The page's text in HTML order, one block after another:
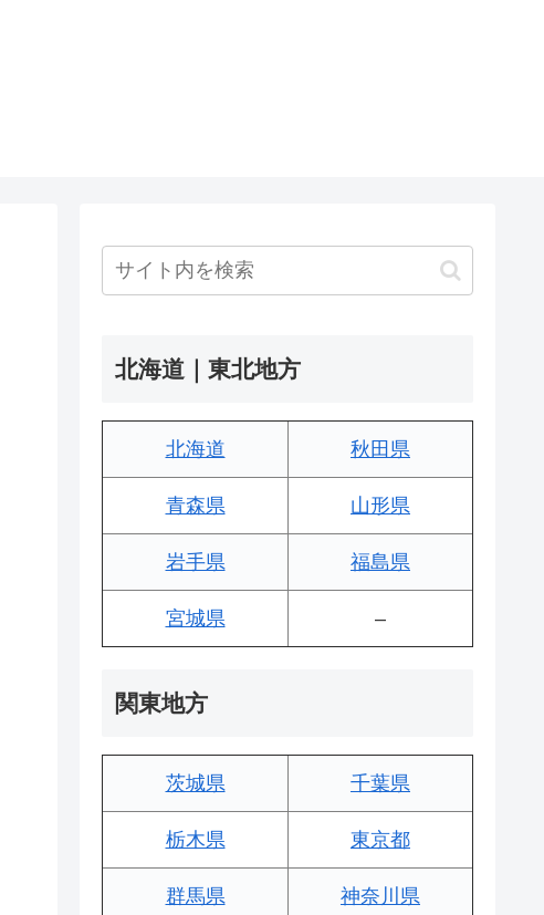
北海道｜東北地方
北海道 秋田県
青森県 山形県
岩手県 福島県
宮城県 –
関東地方
茨城県 千葉県
栃木県 東京都
群馬県 神奈川県